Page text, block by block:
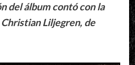
del álbum contó con la
Liljegren, de